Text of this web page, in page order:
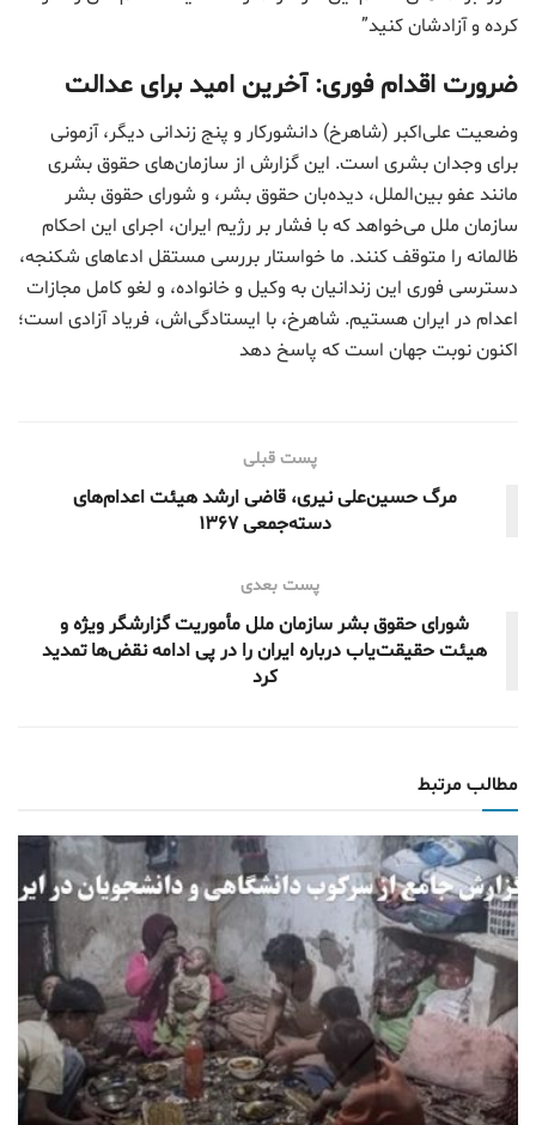
کرده و آزادشان کنید”
ضرورت اقدام فوری: آخرین امید برای عدالت
وضعیت علی‌اکبر (شاهرخ) دانشورکار و پنج زندانی دیگر، آزمونی
برای وجدان بشری است. این گزارش از سازمان‌های حقوق بشری
مانند عفو بین‌الملل، دیده‌بان حقوق بشر، و شورای حقوق بشر
سازمان ملل می‌خواهد که با فشار بر رژیم ایران، اجرای این احکام
ظالمانه را متوقف کنند. ما خواستار بررسی مستقل ادعاهای شکنجه،
دسترسی فوری این زندانیان به وکیل و خانواده، و لغو کامل مجازات
اعدام در ایران هستیم. شاهرخ، با ایستادگی‌اش، فریاد آزادی است؛
اکنون نوبت جهان است که پاسخ دهد
پست قبلی
مرگ حسین‌علی نیری، قاضی ارشد هیئت اعدام‌های
دسته‌جمعی ۱۳۶۷
پست بعدی
شورای حقوق بشر سازمان ملل مأموریت گزارشگر ویژه و
هیئت حقیقت‌یاب درباره ایران را در پی ادامه نقض‌ها تمدید
کرد
مطالب مرتبط